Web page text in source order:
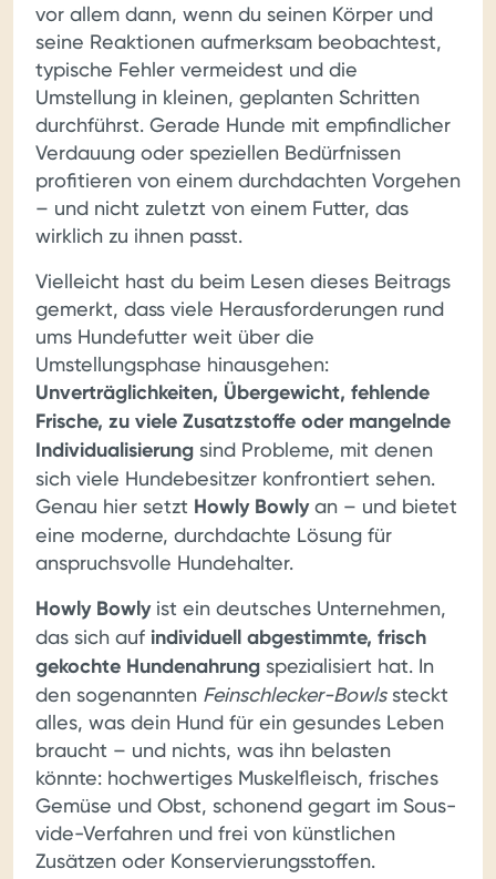
vor allem dann, wenn du seinen Körper und
seine Reaktionen aufmerksam beobachtest,
typische Fehler vermeidest und die
Umstellung in kleinen, geplanten Schritten
durchführst. Gerade Hunde mit empfindlicher
Verdauung oder speziellen Bedürfnissen
profitieren von einem durchdachten Vorgehen
– und nicht zuletzt von einem Futter, das
wirklich zu ihnen passt.
Vielleicht hast du beim Lesen dieses Beitrags
gemerkt, dass viele Herausforderungen rund
ums Hundefutter weit über die
Umstellungsphase hinausgehen:
Unverträglichkeiten, Übergewicht, fehlende
Frische, zu viele Zusatzstoffe oder mangelnde
Individualisierung sind Probleme, mit denen
sich viele Hundebesitzer konfrontiert sehen.
Genau hier setzt Howly Bowlyan – und bietet
eine moderne, durchdachte Lösung für
anspruchsvolle Hundehalter.
Howly Bowlyist ein deutsches Unternehmen,
das sich auf individuell abgestimmte, frisch
gekochte Hundenahrung spezialisiert hat. In
den sogenannten Feinschlecker-Bowlssteckt
alles, was dein Hund für ein gesundes Leben
braucht – und nichts, was ihn belasten
könnte: hochwertiges Muskelfleisch, frisches
Gemüse und Obst, schonend gegart im Sous-
vide-Verfahren und frei von künstlichen
Zusätzen oder Konservierungsstoffen.